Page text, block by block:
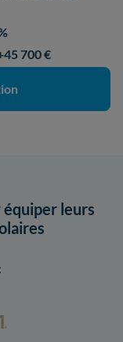
700 €
leurs